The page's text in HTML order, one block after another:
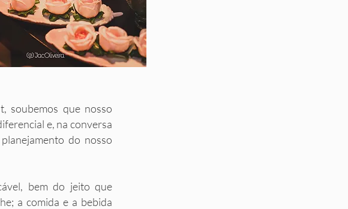
soubemos que nosso
e, na conversa
do nosso
bem do jeito que
a comida e a bebida